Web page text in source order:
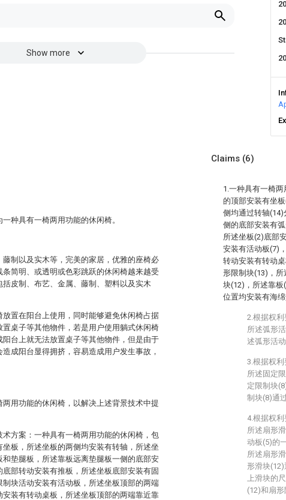
Show more
种具有一椅两用功能的休闲椅。
制以及实木等，完美的家居，优雅的座椅必
简明、或透明或色彩跳跃的休闲椅越来越受
皮制、布艺、金属、藤制、塑料以及实木
置在阳台上使用，同时能够避免休闲椅占据
桌子等其他物件，若是用户使用躺式休闲椅
台上就无法放置桌子等其他物件，但是由于
成阳台显得拥挤，容易造成用户发生事故，
用功能的休闲椅，以解决上述背景技术中提
方案：一种具有一椅两用功能的休闲椅，包
板，所述坐板的两侧均安装有转轴，所述坐
垫腿板，所述靠板远离垫腿板一侧的底部安
部转动安装有推板，所述坐板底部安装有固
块活动安装有活动板，所述坐板顶部的两端
装有转动桌板，所述坐板顶部的两端靠近靠
Claims (6)
1.一种具有一椅
的顶部安装有坐
侧均通过转轴
侧的底部安装有
所述坐板(2)底部
安装有活动板(7)
转动安装有转动
形限制块(13)，
块(12)，所述靠
位置均安装有海绵
2.根据权
所述弧形
述弧形活
3.根据权
所述固定
定限制块
制块(8)通
4.根据权
所述扇形
动板(5)的
所述扇形
形滑块
上滑块的
(12)和扇形